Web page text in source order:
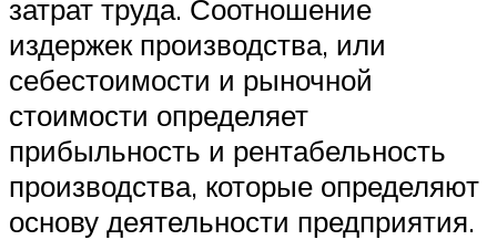
затрат труда. Соотношение
издержек производства, или
себестоимости и рыночной
стоимости определяет
прибыльность и рентабельность
производства, которые определяют
основу деятельности предприятия.